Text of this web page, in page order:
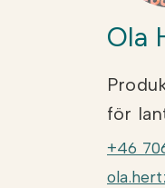
Ola
för
+46